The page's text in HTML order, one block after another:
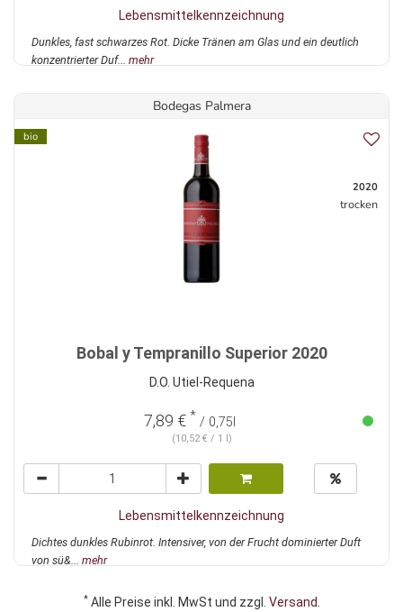
Lebensmittelkennzeichnung
Dunkles, fast schwarzes Rot. Dicke Tränen am Glas und ein deutlich
konzentrierter Duf... mehr
Bodegas Palmera
bio
2020
trocken
Bobal y Tempranillo Superior 2020
D.O. Utiel-Requena
7,89 € * / 0,75l
(10,52 € / 1 l)
Lebensmittelkennzeichnung
Dichtes dunkles Rubinrot. Intensiver, von der Frucht dominierter Duft
von sü&... mehr
*Alle Preise inkl. MwSt und zzgl. Versand.